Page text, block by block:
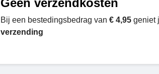
Geen verzendkosten
Bij een bestedingsbedrag van € 4,95 geniet
verzending